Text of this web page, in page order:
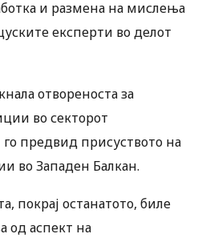
и размена на мислења
експерти во делот
отвореноста за
во секторот
предвид присуството на
во Западен Балкан.
покрај останатото, биле
од аспект на